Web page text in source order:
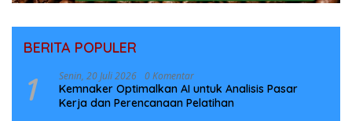
BERITA POPULER
1 Senin, 20 Juli 2026 0 Komentar
Kemnaker Optimalkan AI untuk Analisis Pasar
Kerja dan Perencanaan Pelatihan